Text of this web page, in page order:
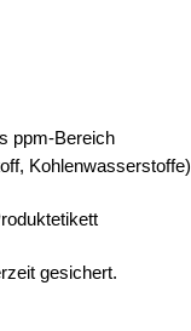
ppm-Bereich
Kohlenwasserstoffe)
gesichert.